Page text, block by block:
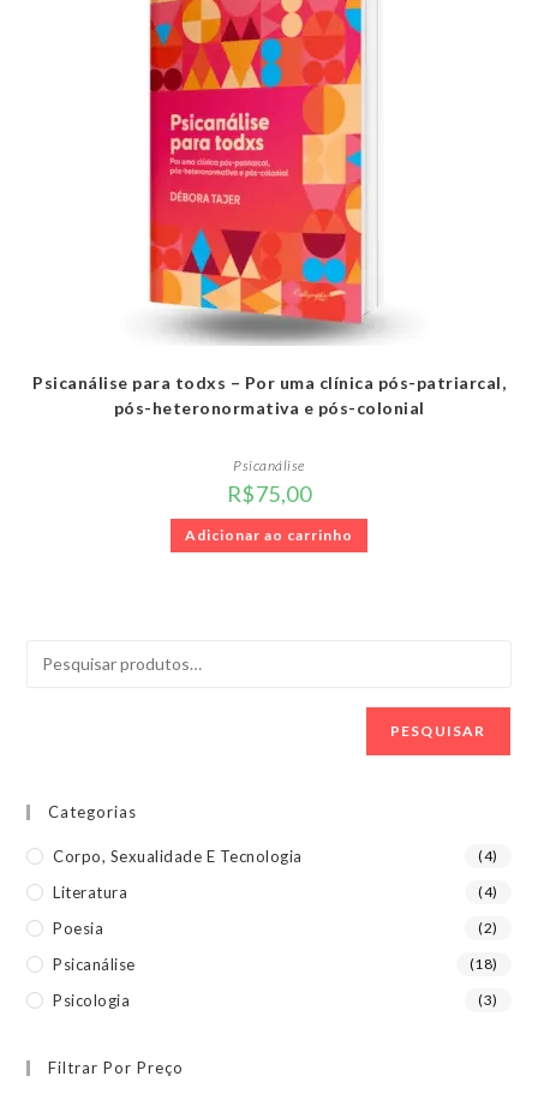
Psicanálise para todxs – Por uma clínica pós-patriarcal,
pós-heteronormativa e pós-colonial
Psicanálise
R$75,00
Adicionar ao carrinho
PESQUISAR
Categorias
Corpo, Sexualidade E Tecnologia (4)
Literatura (4)
Poesia (2)
Psicanálise (18)
Psicologia (3)
Filtrar Por Preço